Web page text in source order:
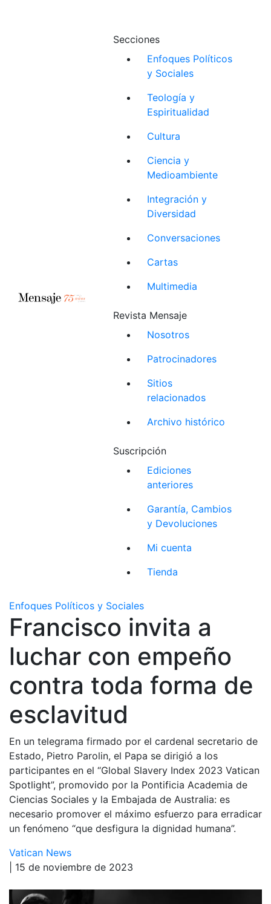
Secciones
Enfoques Políticos
y Sociales
Teología y
Espiritualidad
Cultura
Ciencia y
Medioambiente
Integración y
Diversidad
Conversaciones
Cartas
Multimedia
Revista Mensaje
Nosotros
Patrocinadores
Sitios
relacionados
Archivo histórico
Suscripción
Ediciones
anteriores
Garantía, Cambios
y Devoluciones
Mi cuenta
Tienda
Enfoques Políticos y Sociales
Francisco invita a
luchar con empeño
contra toda forma de
esclavitud
En un telegrama firmado por el cardenal secretario de
Estado, Pietro Parolin, el Papa se dirigió a los
participantes en el “Global Slavery Index 2023 Vatican
Spotlight”, promovido por la Pontificia Academia de
Ciencias Sociales y la Embajada de Australia: es
necesario promover el máximo esfuerzo para erradicar
un fenómeno “que desfigura la dignidad humana”.
Vatican News
| 15 de noviembre de 2023